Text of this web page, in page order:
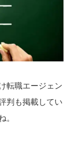
転職エージェン
判も掲載してい